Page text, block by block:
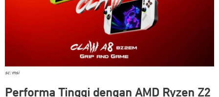
sc: msi
Performa Tinggi dengan AMD Ryzen Z2